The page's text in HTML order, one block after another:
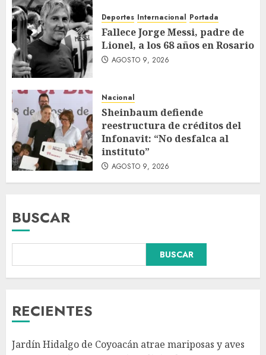
Deportes Internacional Portada
Fallece Jorge Messi, padre de
Lionel, a los 68 años en Rosario
AGOSTO 9, 2026
Nacional
Sheinbaum defiende
reestructura de créditos del
Infonavit: “No desfalca al
instituto”
AGOSTO 9, 2026
BUSCAR
BUSCAR
RECIENTES
Jardín Hidalgo de Coyoacán atrae mariposas y aves
Sheinbaum decreta que la
Jornada de Reforestación sea
cada segundo domingo de
agosto
aspirantes para el examen de